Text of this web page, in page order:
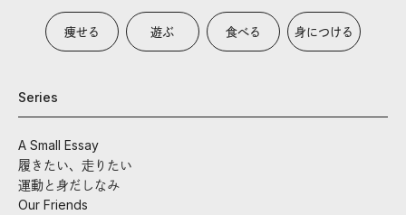
痩せる 遊ぶ 食べる 身につける
Series
A Small Essay
履きたい、走りたい
運動と身だしなみ
Our Friends